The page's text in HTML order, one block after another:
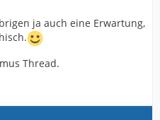
ja auch eine Erwartung,
Thread.